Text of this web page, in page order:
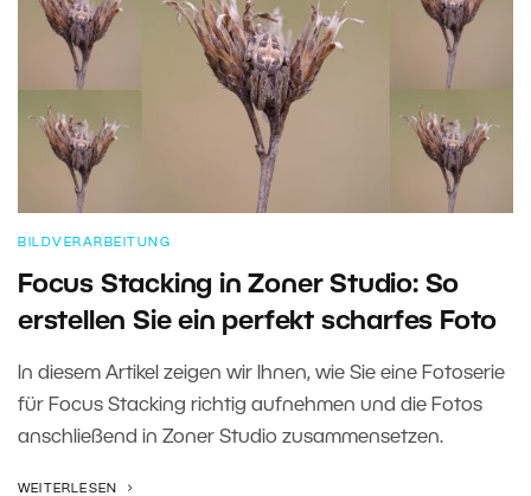
BILDVERARBEITUNG
Focus Stacking in Zoner Studio: So
erstellen Sie ein perfekt scharfes Foto
In diesem Artikel zeigen wir Ihnen, wie Sie eine Fotoserie
für Focus Stacking richtig aufnehmen und die Fotos
anschließend in Zoner Studio zusammensetzen.
WEITERLESEN